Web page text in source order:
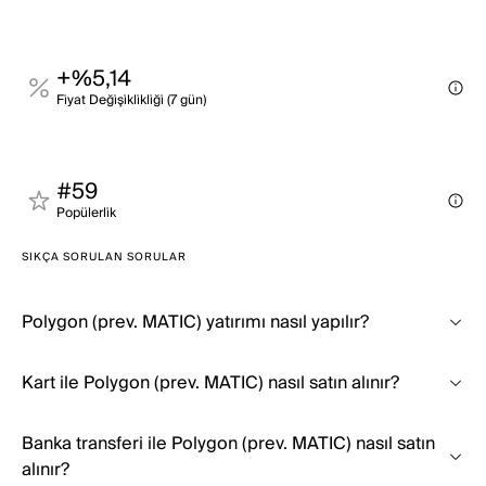
+%5,14
Fi̇yat Deği̇şi̇kli̇kli̇ği̇ (7 gün)
#59
Popülerli̇k
SIKÇA SORULAN SORULAR
Polygon (prev. MATIC) yatırımı nasıl yapılır?
Kart ile Polygon (prev. MATIC) nasıl satın alınır?
Banka transferi ile Polygon (prev. MATIC) nasıl satın
alınır?